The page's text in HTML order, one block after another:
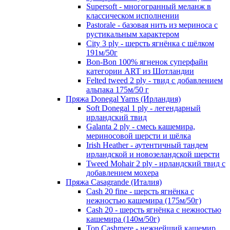
Supersoft - многогранный меланж в
классическом исполнении
Pastorale - базовая нить из мериноса с
рустикальным характером
City 3 ply - шерсть ягнёнка с шёлком
191м/50г
Bon-Bon 100% ягненок суперфайн
категории ART из Шотландии
Felted tweed 2 ply - твид с добавлением
альпака 175м/50 г
Пряжа Donegal Yarns (Ирландия)
Soft Donegal 1 ply - легендарный
ирландский твид
Galanta 2 ply - смесь кашемира,
мериносовой шерсти и шёлка
Irish Heather - аутентичный тандем
ирландской и новозеландской шерсти
Tweed Mohair 2 ply - ирландский твид с
добавлением мохера
Пряжа Casagrande (Италия)
Cash 20 fine - шерсть ягнёнка с
нежностью кашемира (175м/50г)
Cash 20 - шерсть ягнёнка с нежностью
кашемира (140м/50г)
Top Cashmere - нежнейший кашемир